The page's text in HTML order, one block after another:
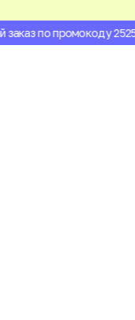
по промокоду 2525